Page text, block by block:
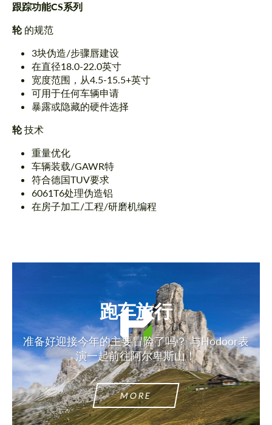
跟踪功能CS系列
轮的规范
3块伪造/步骤唇建设
在直径18.0-22.0英寸
宽度范围，从4.5-15.5+英寸
可用于任何车辆申请
暴露或隐藏的硬件选择
轮技术
重量优化
车辆装载/GAWR特
符合德国TUV要求
6061T6处理伪造铝
在房子加工/工程/研磨机编程
跑车旅行
准备好迎接今年的主要冒险了吗？ 与Hodoor表
演一起前往阿尔卑斯山！
MORE